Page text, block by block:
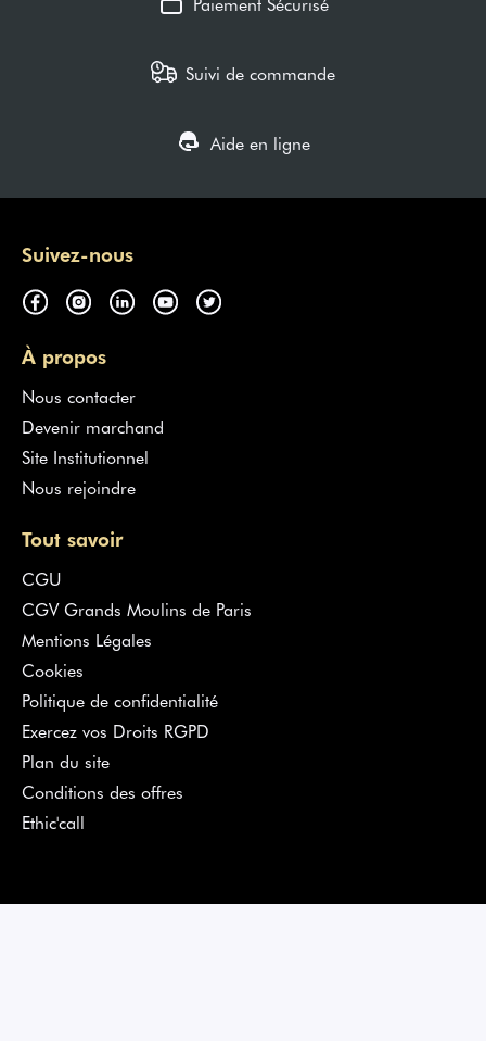
Suivi de commande
Aide en ligne
Suivez-nous
À propos
Nous contacter
Devenir marchand
Site Institutionnel
Nous rejoindre
Tout savoir
CGU
CGV Grands Moulins de Paris
Mentions Légales
Cookies
Politique de confidentialité
Exercez vos Droits RGPD
Plan du site
Conditions des offres
Ethic'call